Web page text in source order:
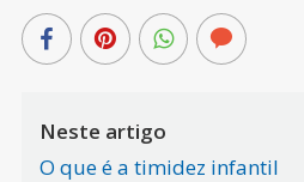
Neste artigo
O que é a timidez infantil